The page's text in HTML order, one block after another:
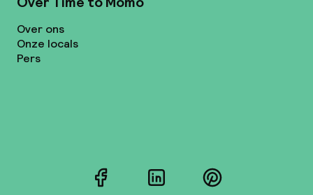
Over ons
Onze locals
Pers
FacebookLinkedInPinterest